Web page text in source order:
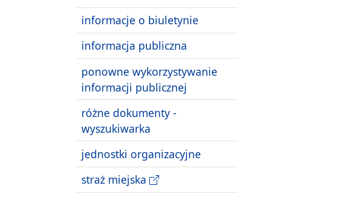
informacje o biuletynie
informacja publiczna
ponowne wykorzystywanie
informacji publicznej
różne dokumenty -
wyszukiwarka
jednostki organizacyjne
straż miejska